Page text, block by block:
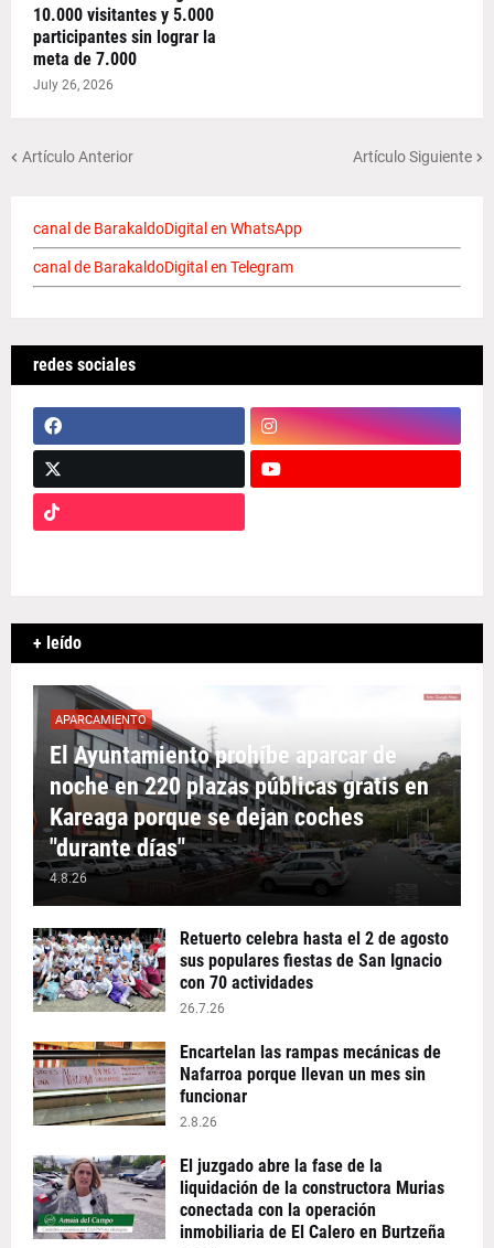
10.000 visitantes y 5.000
participantes sin lograr la
meta de 7.000
July 26, 2026
Artículo Anterior Artículo Siguiente
canal de BarakaldoDigital en WhatsApp
canal de BarakaldoDigital en Telegram
redes sociales
+ leído
APARCAMIENTO
El Ayuntamiento prohíbe aparcar de
noche en 220 plazas públicas gratis en
Kareaga porque se dejan coches
"durante días"
4.8.26
Retuerto celebra hasta el 2 de agosto
sus populares fiestas de San Ignacio
con 70 actividades
26.7.26
Encartelan las rampas mecánicas de
Nafarroa porque llevan un mes sin
funcionar
2.8.26
El juzgado abre la fase de la
liquidación de la constructora Murias
conectada con la operación
inmobiliaria de El Calero en Burtzeña